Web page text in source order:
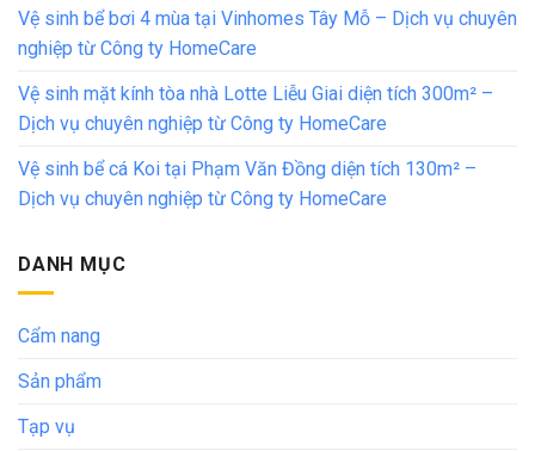
Vệ sinh bể bơi 4 mùa tại Vinhomes Tây Mỗ – Dịch vụ chuyên
nghiệp từ Công ty HomeCare
Vệ sinh mặt kính tòa nhà Lotte Liễu Giai diện tích 300m² –
Dịch vụ chuyên nghiệp từ Công ty HomeCare
Vệ sinh bể cá Koi tại Phạm Văn Đồng diện tích 130m² –
Dịch vụ chuyên nghiệp từ Công ty HomeCare
DANH MỤC
Cẩm nang
Sản phẩm
Tạp vụ